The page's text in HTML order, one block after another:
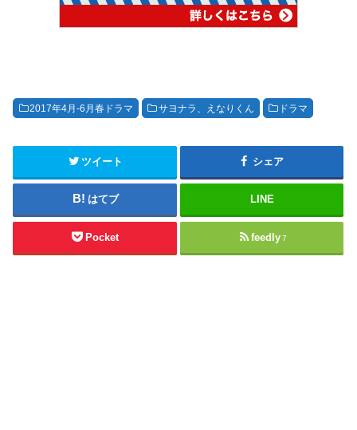
2017年4月-6月春ドラマ サヨナラ、えなりくん ドラマ
ツイート シェア
はてブ LINE
Pocket feedly 7